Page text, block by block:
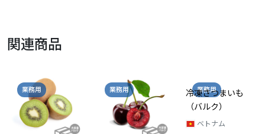
関連商品
業務用 業務用 業務用